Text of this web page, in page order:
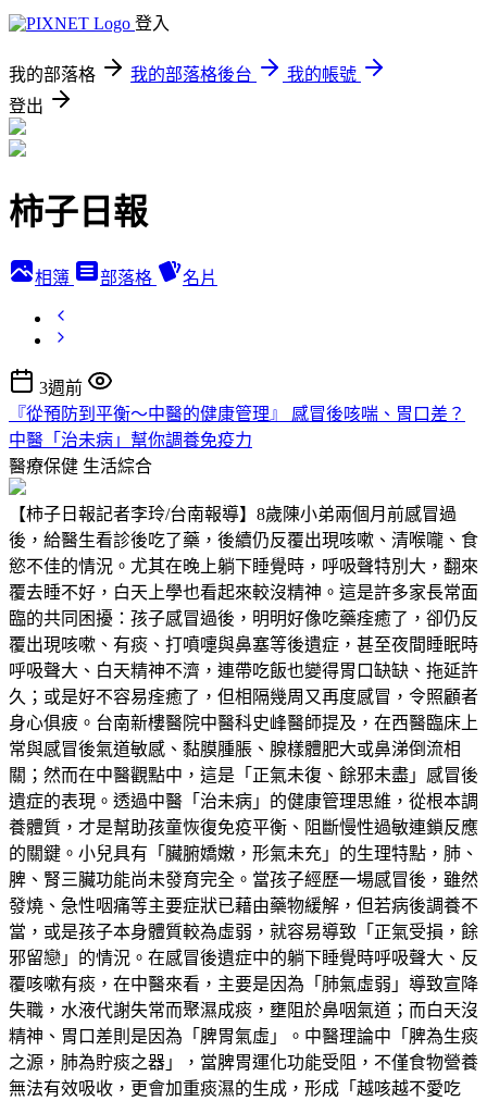
登入
我的部落格 我的部落格後台
我的帳號
登出
柿子日報
相簿 部落格 名片
3週前
『從預防到平衡～中醫的健康管理』 感冒後咳喘、胃口差？
中醫「治未病」幫你調養免疫力
醫療保健 生活綜合
【柿子日報記者李玲/台南報導】8歲陳小弟兩個月前感冒過
後，給醫生看診後吃了藥，後續仍反覆出現咳嗽、清喉嚨、食
慾不佳的情況。尤其在晚上躺下睡覺時，呼吸聲特別大，翻來
覆去睡不好，白天上學也看起來較沒精神。這是許多家長常面
臨的共同困擾：孩子感冒過後，明明好像吃藥痊癒了，卻仍反
覆出現咳嗽、有痰、打噴嚏與鼻塞等後遺症，甚至夜間睡眠時
呼吸聲大、白天精神不濟，連帶吃飯也變得胃口缺缺、拖延許
久；或是好不容易痊癒了，但相隔幾周又再度感冒，令照顧者
身心俱疲。台南新樓醫院中醫科史峰醫師提及，在西醫臨床上
常與感冒後氣道敏感、黏膜腫脹、腺樣體肥大或鼻涕倒流相
關；然而在中醫觀點中，這是「正氣未復、餘邪未盡」感冒後
遺症的表現。透過中醫「治未病」的健康管理思維，從根本調
養體質，才是幫助孩童恢復免疫平衡、阻斷慢性過敏連鎖反應
的關鍵。小兒具有「臟腑嬌嫩，形氣未充」的生理特點，肺、
脾、腎三臟功能尚未發育完全。當孩子經歷一場感冒後，雖然
發燒、急性咽痛等主要症狀已藉由藥物緩解，但若病後調養不
當，或是孩子本身體質較為虛弱，就容易導致「正氣受損，餘
邪留戀」的情況。在感冒後遺症中的躺下睡覺時呼吸聲大、反
覆咳嗽有痰，在中醫來看，主要是因為「肺氣虛弱」導致宣降
失職，水液代謝失常而聚濕成痰，壅阻於鼻咽氣道；而白天沒
精神、胃口差則是因為「脾胃氣虛」。中醫理論中「脾為生痰
之源，肺為貯痰之器」，當脾胃運化功能受阻，不僅食物營養
無法有效吸收，更會加重痰濕的生成，形成「越咳越不愛吃